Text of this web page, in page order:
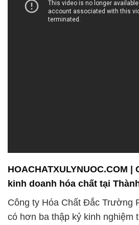
Công ty Hóa Chất Đắc Trường
có hơn ba thập kỷ kinh nghiệm
và phân phối hóa chất. Chúng
một danh tiếng vững chắc và
ngàn khách hàng trên khắp cả
Với cam kết hợp tác và đóng